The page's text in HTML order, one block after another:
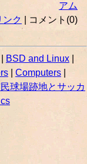
アム
ンク
| コメント(0)
BSD and Linux
Computers
球場跡地とサッカ